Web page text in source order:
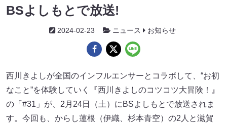
BSよしもとで放送!
2024-02-23 ニュース お知らせ
西川きよしが全国のインフルエンサーとコラボして、“お初
なこと”を体験していく『西川きよしのコツコツ大冒険！』
の「#31」が、2月24日（土）にBSよしもとで放送されま
す。今回も、からし蓮根（伊織、杉本青空）の2人と滋賀